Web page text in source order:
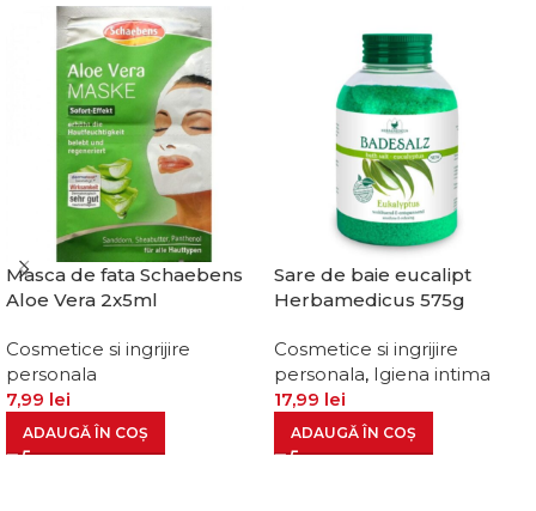
Masca de fata Schaebens
Aloe Vera 2x5ml
Cosmetice si ingrijire
personala
7,99 lei
ADAUGĂ ÎN COȘ
Sare de baie eucalipt
Herbamedicus 575g
Cosmetice si ingrijire
personala, Igiena intima
17,99 lei
ADAUGĂ ÎN COȘ